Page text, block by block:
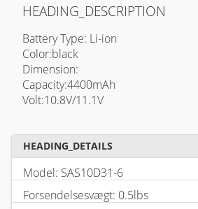
HEADING_DESCRIPTION
Battery Type: Li-ion
Color:black
Dimension:
Capacity:4400mAh
Volt:10.8V/11.1V
HEADING_DETAILS
Model: SAS10D31-6
Forsendelsesvægt: 0.5lbs